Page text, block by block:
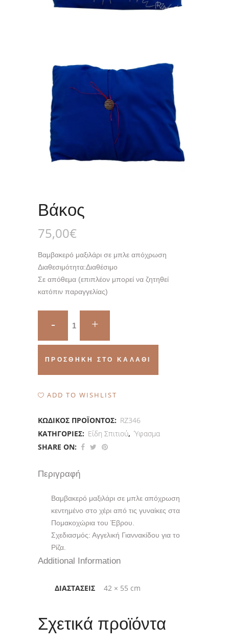
Βάκος
75,00€
Βαμβακερό μαξιλάρι σε μπλε απόχρωση
Διαθεσιμότητα:Διαθέσιμο
Σε απόθεμα (επιπλέον μπορεί να ζητηθεί
κατόπιν παραγγελίας)
quantity
ΠΡΟΣΘΉΚΗ ΣΤΟ ΚΑΛΆΘΙ
ADD TO WISHLIST
ΚΩΔΙΚΌΣ ΠΡΟΪΌΝΤΟΣ: RZ346
ΚΑΤΗΓΟΡΊΕΣ: Είδη Σπιτιού, Ύφασμα
SHARE ON:
Περιγραφή
Βαμβακερό μαξιλάρι σε μπλε απόχρωση
κεντημένο στο χέρι από τις γυναίκες στα
Πομακοχώρια του Έβρου.
Σχεδιασμός: Αγγελική Γιαννακίδου για το
Ρίζα.
Additional Information
ΔΙΑΣΤΆΣΕΙΣ 42 × 55 cm
Σχετικά προϊόντα